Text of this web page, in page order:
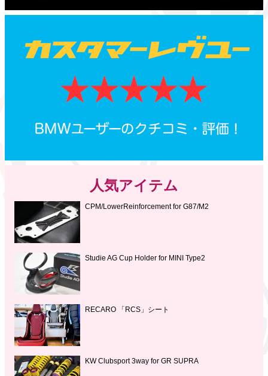
人気アイテム
CPM/LowerReinforcement for G87/M2
Studie AG Cup Holder for MINI Type2
RECARO 「RCS」シート
KW Clubsport 3way for GR SUPRA